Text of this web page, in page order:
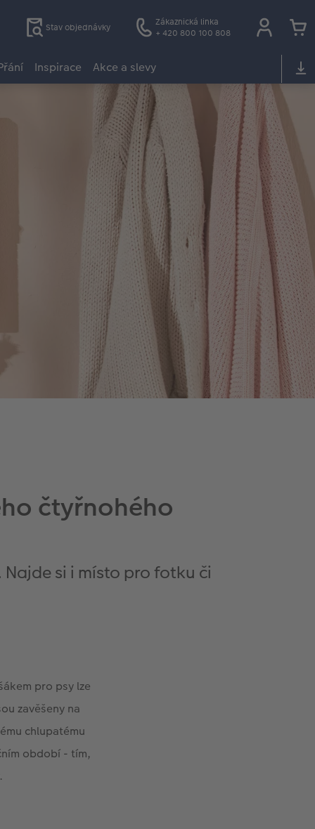
Stav objednávky
Zákaznická linka
+ 420 800 100 808
Inspirace Akce a slevy
čtyřnohého
si i místo pro fotku či
pro psy lze
zavěšeny na
chlupatému
období - tím,